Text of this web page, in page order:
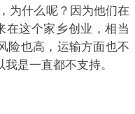
为什么呢？因为他们在
在这个家乡创业，相当
险也高，运输方面也不
是一直都不支持。